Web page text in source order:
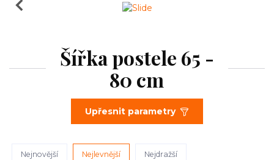
Šířka postele 65 -
80 cm
Upřesnit parametry
Nejnovější Nejlevnější Nejdražší